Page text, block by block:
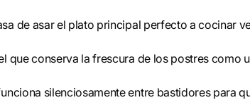
de asar el plato principal perfecto a cocinar
que conserva la frescura de los postres como
silenciosamente entre bastidores para